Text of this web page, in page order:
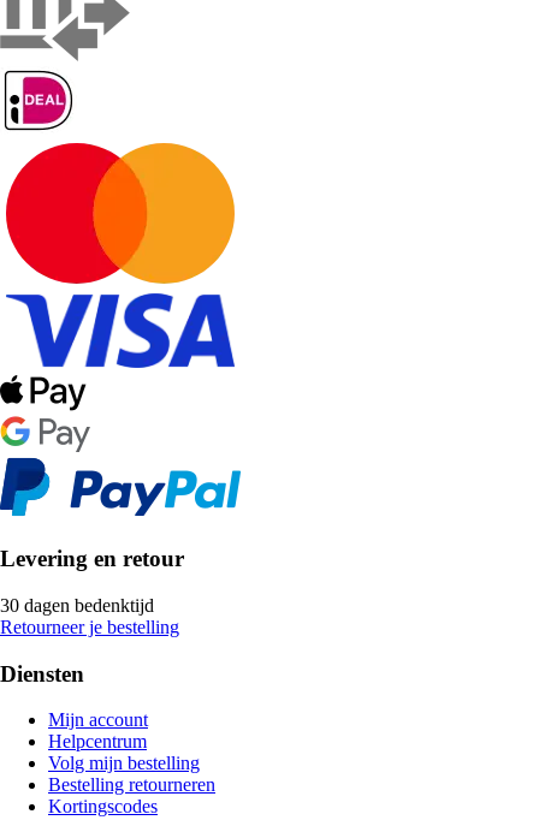
Levering en retour
30 dagen bedenktijd
Retourneer je bestelling
Diensten
Mijn account
Helpcentrum
Volg mijn bestelling
Bestelling retourneren
Kortingscodes